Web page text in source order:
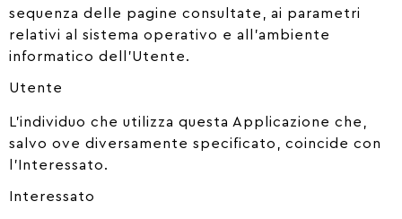
sequenza delle pagine consultate, ai parametri
relativi al sistema operativo e all’ambiente
informatico dell’Utente.
Utente
L’individuo che utilizza questa Applicazione che,
salvo ove diversamente specificato, coincide con
l’Interessato.
Interessato